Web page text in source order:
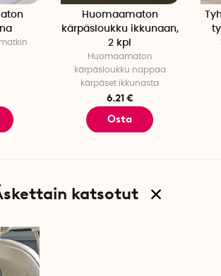
Huomaamaton
kärpäsloukku ikkunaan,
2 kpl
Huomaamaton
kärpäsloukku nappaa
kärpäset ikkunasta
6.21 €
Osta
katsotut